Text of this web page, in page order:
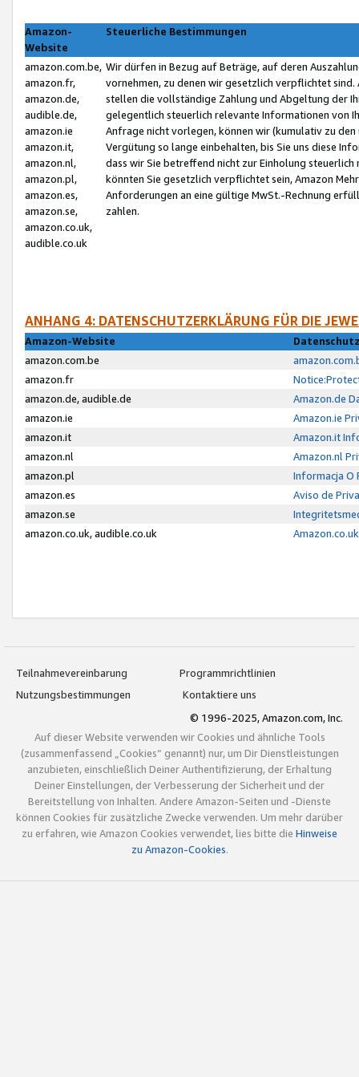
Amazon-
Website
Steuerliche Bestimmungen
amazon.com.be,
amazon.fr,
amazon.de,
audible.de,
amazon.ie
amazon.it,
amazon.nl,
amazon.pl,
amazon.es,
amazon.se,
amazon.co.uk,
audible.co.uk
Wir dürfen in Bezug auf Beträge, auf deren
vornehmen, zu denen wir gesetzlich verpflichtet
stellen die vollständige Zahlung und Abgeltung der
gelegentlich steuerlich relevante Informationen von
Anfrage nicht vorlegen, können wir (kumulativ zu
Vergütung so lange einbehalten, bis Sie uns diese
dass wir Sie betreffend nicht zur Einholung
könnten Sie gesetzlich verpflichtet sein, Amazon
Anforderungen an eine gültige MwSt.-Rechnung
zahlen.
ANHANG 4: DATENSCHUTZERKLÄRUNG FÜR DIE
Amazon-Website
amazon.com.be
amazon.fr
amazon.de, audible.de
Amazon.de
amazon.ie
Amazon.ie
amazon.it
Amazon.it
amazon.nl
Amazon.nl
amazon.pl
Informacja O
amazon.es
Aviso de
amazon.se
amazon.co.uk, audible.co.uk
Teilnahmevereinbarung
Programmrichtlinien
Nutzungsbestimmungen
Kontaktiere uns
© 1996-2025, Amazon.com, Inc.
Auf dieser Website verwenden wir Cookies und ähnliche Tools
(zusammenfassend „Cookies“ genannt) nur, um Dir Dienstleistungen
anzubieten, einschließlich Deiner Authentifizierung, der Erhaltung
Deiner Einstellungen, der Verbesserung der Sicherheit und der
Bereitstellung von Inhalten. Andere Amazon-Seiten und -Dienste
können Cookies für zusätzliche Zwecke verwenden. Um mehr darüber
zu erfahren, wie Amazon Cookies verwendet, lies bitte die Hinweise
zu Amazon-Cookies.